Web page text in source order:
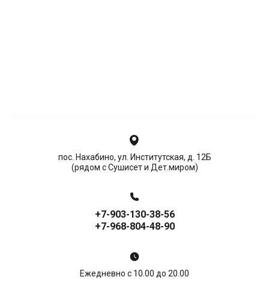
пос. Нахабино, ул. Институтская, д. 12Б
(рядом с Сушисет и Дет.миром)
+7-903-130-38-56
+7-968-804-48-90
Ежедневно с 10.00 до 20.00